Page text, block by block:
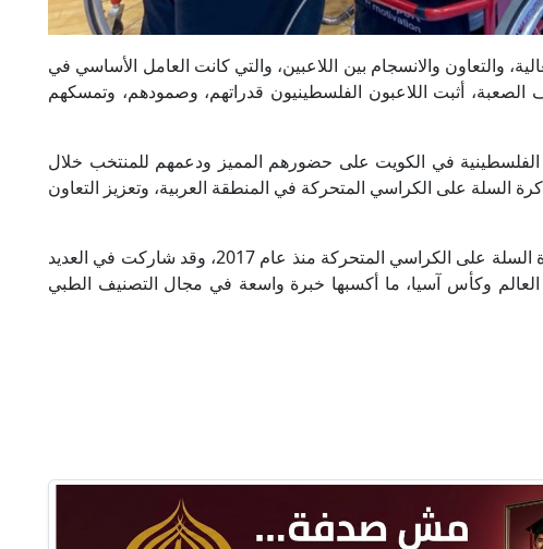
والتعاون والانسجام بين اللاعبين، والتي كانت العامل الأساسي في
أثبت اللاعبون الفلسطينيون قدراتهم، وصمودهم، وتمسكهم
في الكويت على حضورهم المميز ودعمهم للمنتخب خلال
السلة على الكراسي المتحركة في المنطقة العربية، وتعزيز التعاون
يُذكر أن معمر مصنفة دولية معتمدة لدى الاتحاد الدولي لكرة السلة على الكراسي المتحركة منذ عام 2017، وقد شاركت في العديد
وكأس آسيا، ما أكسبها خبرة واسعة في مجال التصنيف الطبي